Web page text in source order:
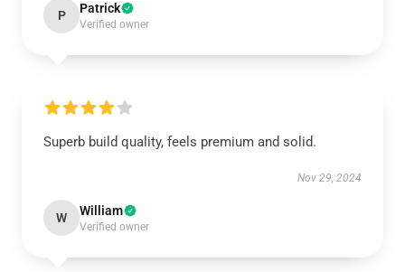
P Patrick
Verified owner
Superb build quality, feels premium and solid.
Nov 29, 2024
W William
Verified owner